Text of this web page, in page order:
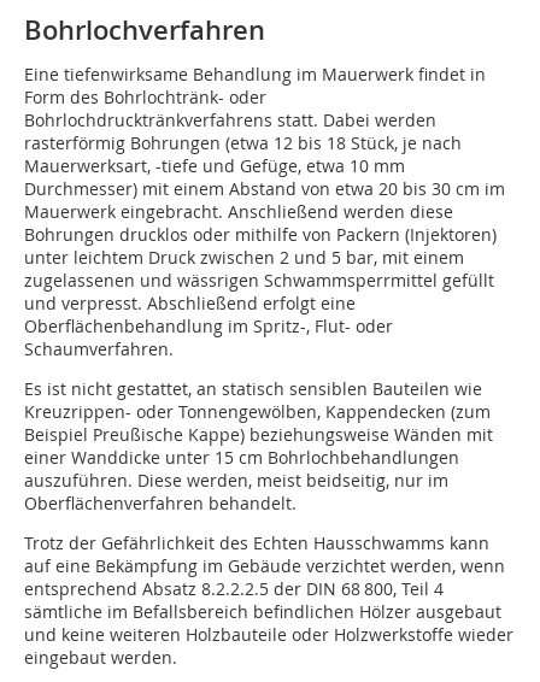
Bohrlochverfahren
Eine tiefenwirksame Behandlung im Mauerwerk findet in
Form des Bohrlochtränk- oder
Bohrlochdrucktränkverfahrens statt. Dabei werden
rasterförmig Bohrungen (etwa 12 bis 18 Stück, je nach
Mauerwerksart, -tiefe und Gefüge, etwa 10 mm
Durchmesser) mit einem Abstand von etwa 20 bis 30 cm im
Mauerwerk eingebracht. Anschließend werden diese
Bohrungen drucklos oder mithilfe von Packern (Injektoren)
unter leichtem Druck zwischen 2 und 5 bar, mit einem
zugelassenen und wässrigen Schwammsperrmittel gefüllt
und verpresst. Abschließend erfolgt eine
Oberflächenbehandlung im Spritz-, Flut- oder
Schaumverfahren.
Es ist nicht gestattet, an statisch sensiblen Bauteilen wie
Kreuzrippen- oder Tonnengewölben, Kappendecken (zum
Beispiel Preußische Kappe) beziehungsweise Wänden mit
einer Wanddicke unter 15 cm Bohrlochbehandlungen
auszuführen. Diese werden, meist beidseitig, nur im
Oberflächenverfahren behandelt.
Trotz der Gefährlichkeit des Echten Hausschwamms kann
auf eine Bekämpfung im Gebäude verzichtet werden, wenn
entsprechend Absatz 8.2.2.2.5 der DIN 68 800, Teil 4
sämtliche im Befallsbereich befindlichen Hölzer ausgebaut
und keine weiteren Holzbauteile oder Holzwerkstoffe wieder
eingebaut werden.